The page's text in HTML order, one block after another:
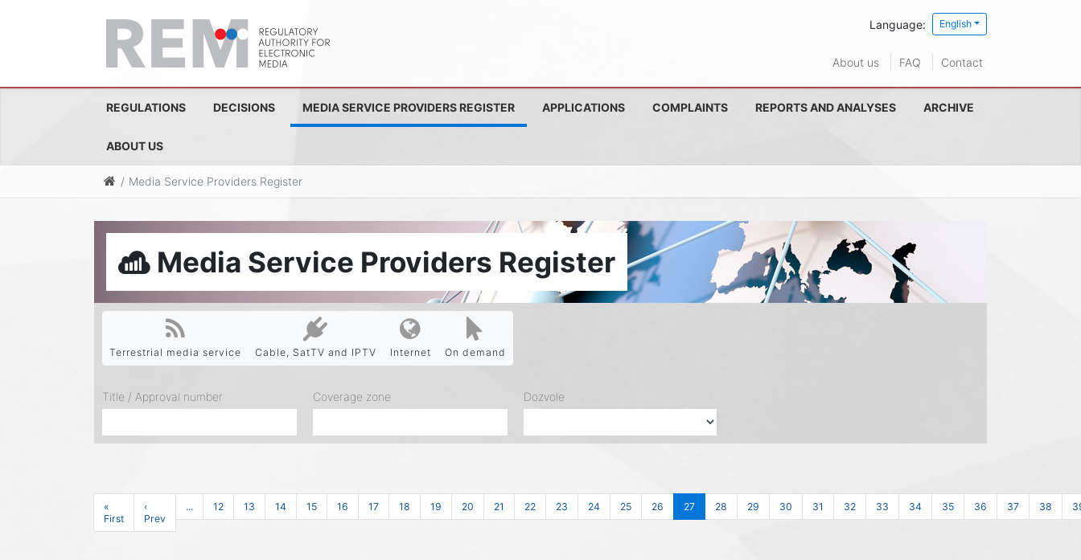
Language: English
About us FAQ Contact
REGULATIONS DECISIONS MEDIA SERVICE PROVIDERS REGISTER APPLICATIONS COMPLAINTS REPORTS AND ANALYSES ARCHIVE
ABOUT US
Media Service Providers Register
Media Service Providers Register
Terrestrial media service Cable, SatTV and IPTV Internet On demand
Title / Approval number Coverage zone Dozvole
«
First
‹
Prev
... 12 13 14 15 16 17 18 19 20 21 22 23 24 25 26 27 28 29 30 31 32 33 34 35 36 37 38